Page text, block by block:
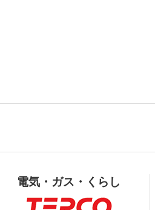
電気・ガス・くらし